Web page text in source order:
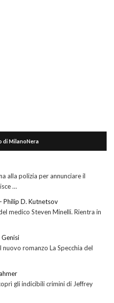
di MilanoNera
alla polizia per annunciare il
…
Philip D. Kutnetsov
medico Steven Minelli. Rientra in
romanzo La Specchia del
gli indicibili crimini di Jeffrey